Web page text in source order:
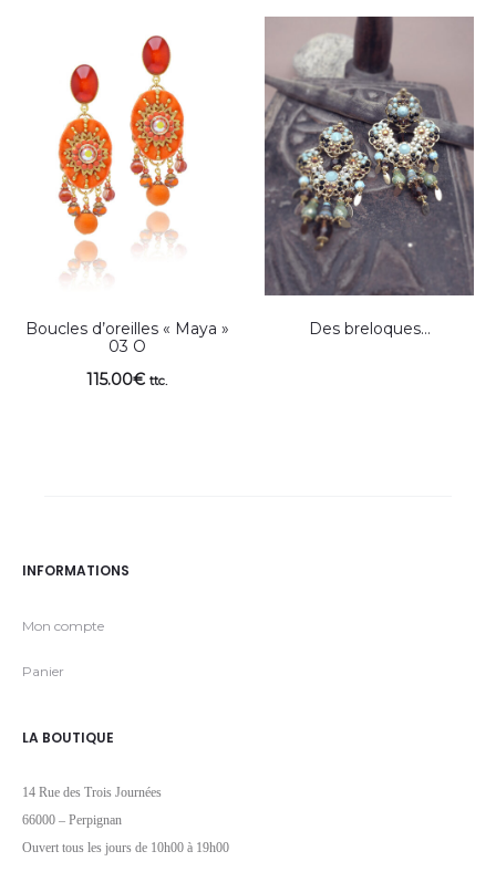
Boucles d’oreilles « Maya »
03 O
115.00€ ttc.
Des breloques…
INFORMATIONS
Mon compte
Panier
LA BOUTIQUE
14 Rue des Trois Journées
66000 – Perpignan
Ouvert tous les jours de 10h00 à 19h00